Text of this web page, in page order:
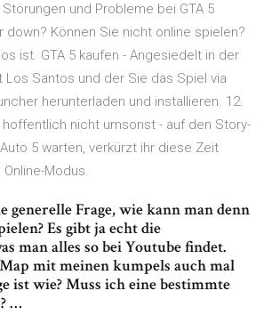
und Probleme bei GTA 5
down? Können Sie nicht online spielen?
ist. GTA 5 kaufen - Angesiedelt in der
Santos und der Sie das Spiel via
herunterladen und installieren. 12.
hoffentlich nicht umsonst - auf den Story-
5 warten, verkürzt ihr diese Zeit
Modus.
generelle Frage, wie kann man denn
Es gibt ja echt die
man alles so bei Youtube findet.
mit meinen kumpels auch mal
ist wie? Muss ich eine bestimmte
…